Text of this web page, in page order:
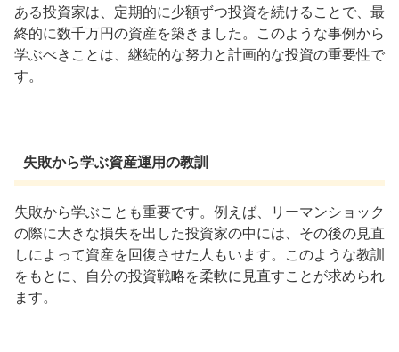
ある投資家は、定期的に少額ずつ投資を続けることで、最
終的に数千万円の資産を築きました。このような事例から
学ぶべきことは、継続的な努力と計画的な投資の重要性で
す。
失敗から学ぶ資産運用の教訓
失敗から学ぶことも重要です。例えば、リーマンショック
の際に大きな損失を出した投資家の中には、その後の見直
しによって資産を回復させた人もいます。このような教訓
をもとに、自分の投資戦略を柔軟に見直すことが求められ
ます。